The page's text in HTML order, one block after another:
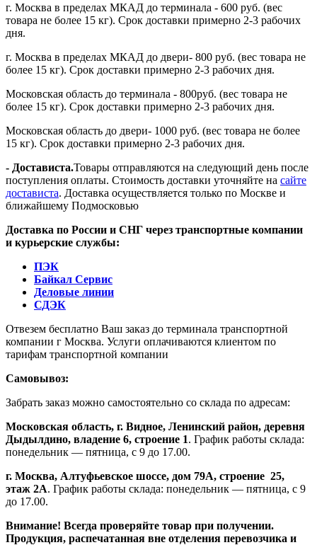
г. Москва в пределах МКАД до терминала - 600 руб. (вес
товара не более 15 кг). Срок доставки примерно 2-3 рабочих
дня.
г. Москва в пределах МКАД до двери- 800 руб. (вес товара не
более 15 кг). Срок доставки примерно 2-3 рабочих дня.
Московская область до терминала - 800руб. (вес товара не
более 15 кг). Срок доставки примерно 2-3 рабочих дня.
Московская область до двери- 1000 руб. (вес товара не более
15 кг). Срок доставки примерно 2-3 рабочих дня.
- Достависта.Товары отправляются на следующий день после
поступления оплаты. Стоимость доставки уточняйте на сайте
достависта. Доставка осуществляется только по Москве и
ближайшему Подмосковью
Доставка по России и СНГ через транспортные компании
и курьерские службы:
ПЭК
Байкал Сервис
Деловые линии
СДЭК
Отвезем бесплатно Ваш заказ до терминала транспортной
компании г Москва. Услуги оплачиваются клиентом по
тарифам транспортной компании
Самовывоз:
Забрать заказ можно самостоятельно со склада по адресам:
Московская область, г. Видное, Ленинский район, деревня
Дыдылдино, владение 6, строение 1. График работы склада:
понедельник — пятница, с 9 до 17.00.
г. Москва, Алтуфьевское шоссе, дом 79А, строение 25,
этаж 2А. График работы склада: понедельник — пятница, с 9
до 17.00.
Внимание! Всегда проверяйте товар при получении.
Продукция, распечатанная вне отделения перевозчика и